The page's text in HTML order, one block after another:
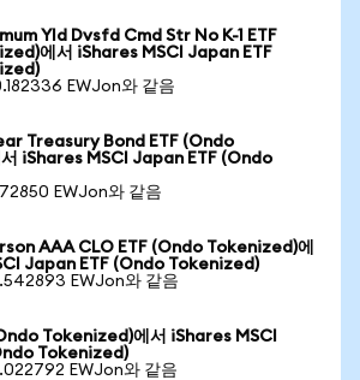
Yld Dvsfd Cmd Str No K-1 ETF
에서 iShares MSCI Japan ETF
EWJon와 같음
Treasury Bond ETF (Ondo
iShares MSCI Japan ETF (Ondo
EWJon와 같음
AAA CLO ETF (Ondo Tokenized)에
Japan ETF (Ondo Tokenized)
EWJon와 같음
Tokenized)에서 iShares MSCI
Tokenized)
EWJon와 같음